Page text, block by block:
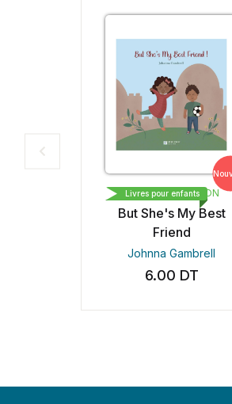
LIVRE PLUS EDITION
But She's My Best
Friend
Johnna Gambrell
6.00DT
Nouveau
Livres pour enfants